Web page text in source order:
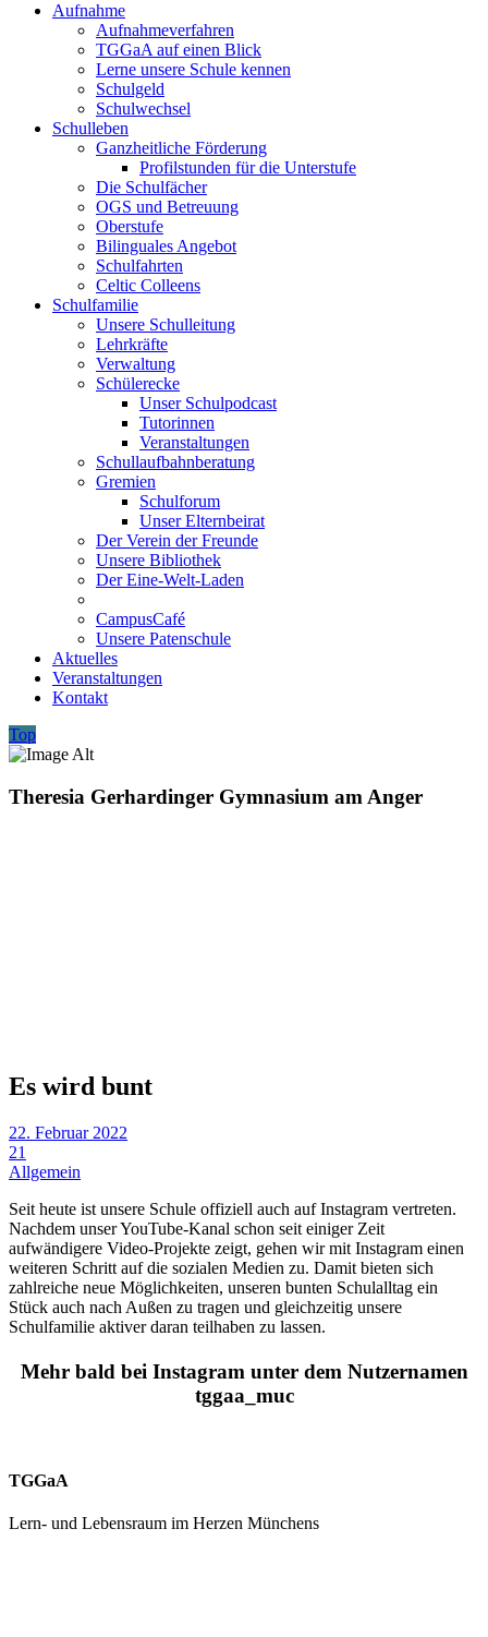
Aufnahme
Aufnahmeverfahren
TGGaA auf einen Blick
Lerne unsere Schule kennen
Schulgeld
Schulwechsel
Schulleben
Ganzheitliche Förderung
Profilstunden für die Unterstufe
Die Schulfächer
OGS und Betreuung
Oberstufe
Bilinguales Angebot
Schulfahrten
Celtic Colleens
Schulfamilie
Unsere Schulleitung
Lehrkräfte
Verwaltung
Schülerecke
Unser Schulpodcast
Tutorinnen
Veranstaltungen
Schullaufbahnberatung
Gremien
Schulforum
Unser Elternbeirat
Der Verein der Freunde
Unsere Bibliothek
Der Eine-Welt-Laden
CampusCafé
Unsere Patenschule
Aktuelles
Veranstaltungen
Kontakt
Top
Theresia Gerhardinger Gymnasium am Anger
Es wird bunt
22. Februar 2022
21
Allgemein
Seit heute ist unsere Schule offiziell auch auf Instagram vertreten.
Nachdem unser YouTube-Kanal schon seit einiger Zeit
aufwändigere Video-Projekte zeigt, gehen wir mit Instagram einen
weiteren Schritt auf die sozialen Medien zu. Damit bieten sich
zahlreiche neue Möglichkeiten, unseren bunten Schulalltag ein
Stück auch nach Außen zu tragen und gleichzeitig unsere
Schulfamilie aktiver daran teilhaben zu lassen.
Mehr bald bei Instagram unter dem Nutzernamen
tggaa_muc
TGGaA
Lern- und Lebensraum im Herzen Münchens